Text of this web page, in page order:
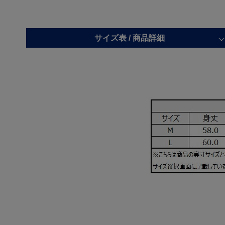
サイズ表 /商品詳細